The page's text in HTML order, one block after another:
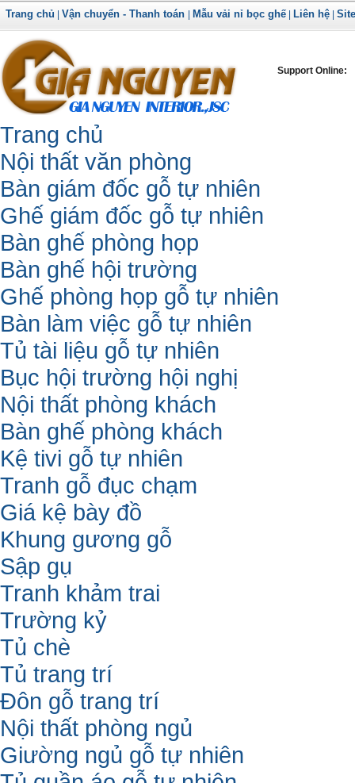
Trang chủ Vận chuyển - Thanh toán Mẫu vải nỉ bọc ghế| Liên hệ|
Support Online:
Trang chủ
Nội thất văn phòng
Bàn giám đốc gỗ tự nhiên
Ghế giám đốc gỗ tự nhiên
Bàn ghế phòng họp
Bàn ghế hội trường
Ghế phòng họp gỗ tự nhiên
Bàn làm việc gỗ tự nhiên
Tủ tài liệu gỗ tự nhiên
Bục hội trường hội nghị
Nội thất phòng khách
Bàn ghế phòng khách
Kệ tivi gỗ tự nhiên
Tranh gỗ đục chạm
Giá kệ bày đồ
Khung gương gỗ
Sập gụ
Tranh khảm trai
Trường kỷ
Tủ chè
Tủ trang trí
Đôn gỗ trang trí
Nội thất phòng ngủ
Giường ngủ gỗ tự nhiên